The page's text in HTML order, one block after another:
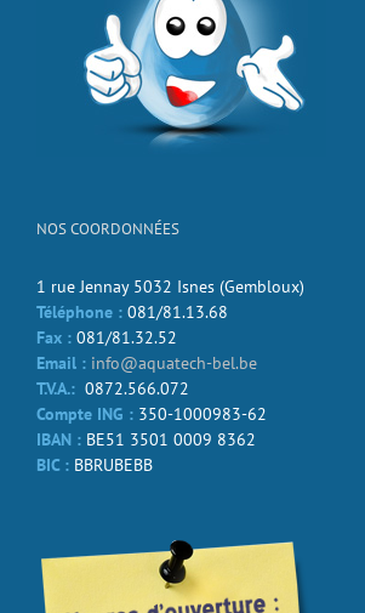
NOS COORDONNÉES
1 rue Jennay 5032 Isnes (Gembloux)
Téléphone : 081/81.13.68
Fax : 081/81.32.52
Email : info@aquatech-bel.be
T.V.A.: 0872.566.072
Compte ING : 350-1000983-62
IBAN : BE51 3501 0009 8362
BIC : BBRUBEBB